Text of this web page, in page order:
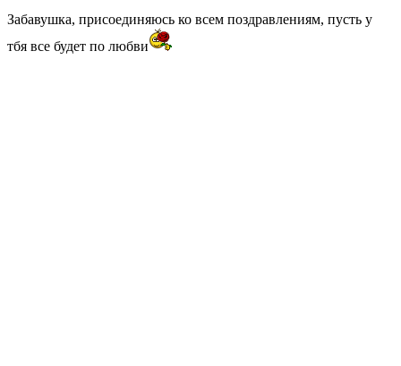
Забавушка, присоединяюсь ко всем поздравлениям, пусть у
тбя все будет по любви